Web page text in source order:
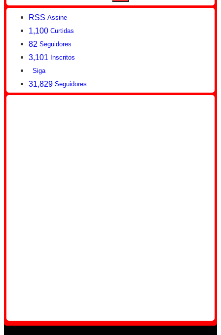
RSS Assine
1,100 Curtidas
82 Seguidores
3,101 Inscritos
Siga
31,829 Seguidores